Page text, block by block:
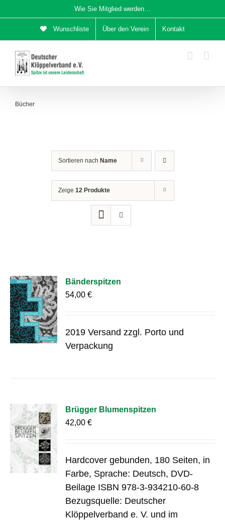
Inhalt
Wie Sie Mitglied werden…
Wunschliste Über den Verein Kontakt
Bücher
Sortieren nach Name
Zeige 12 Produkte
Bänderspitzen
54,00€
2019 Versand zzgl. Porto und
Verpackung
Brügger Blumenspitzen
42,00€
Hardcover gebunden, 180 Seiten, in
Farbe, Sprache: Deutsch, DVD-
Beilage ISBN 978-3-934210-60-8
Bezugsquelle: Deutscher
Klöppelverband e. V. und im